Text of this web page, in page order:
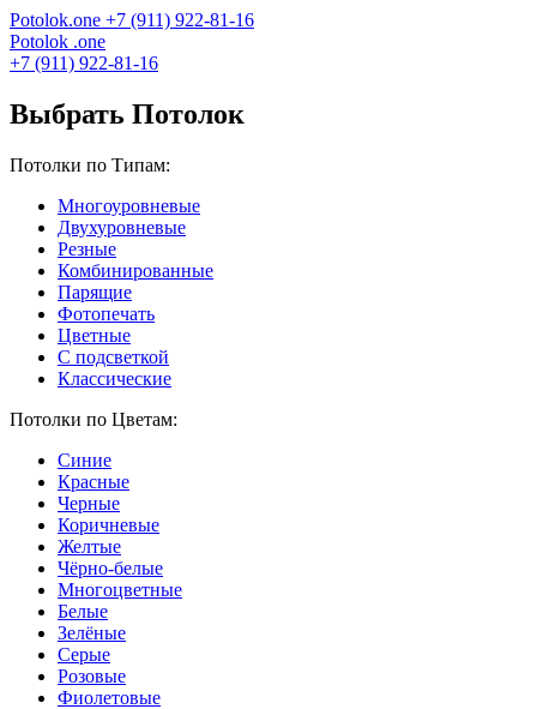
Potolok.one +7 (911) 922-81-16
Potolok .one
+7 (911) 922-81-16
Выбрать Потолок
Потолки по Типам:
Многоуровневые
Двухуровневые
Резные
Комбинированные
Парящие
Фотопечать
Цветные
С подсветкой
Классические
Потолки по Цветам:
Синие
Красные
Черные
Коричневые
Желтые
Чёрно-белые
Многоцветные
Белые
Зелёные
Серые
Розовые
Фиолетовые